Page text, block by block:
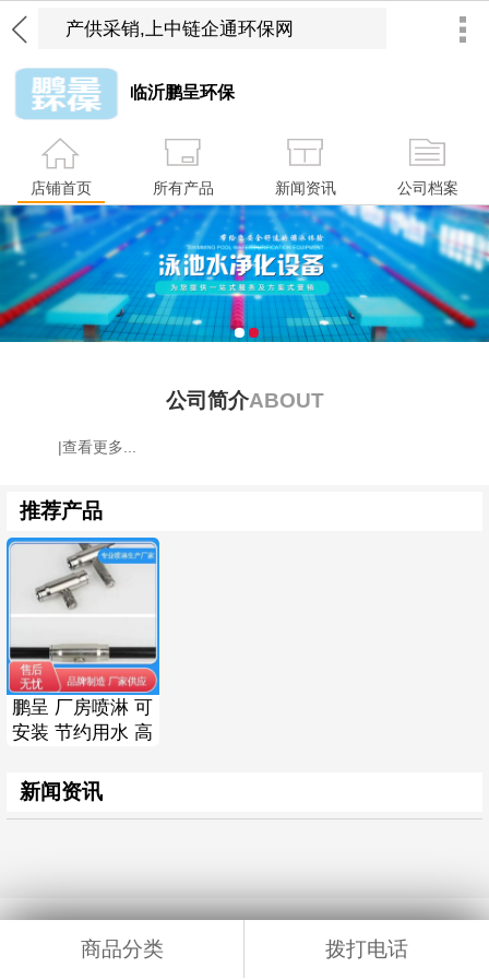
临沂鹏呈环保
店铺首页 所有产品 新闻资讯 公司档案
1
2
公司简介ABOUT
|查看更多...
推荐产品
鹏呈 厂房喷淋 可
安装 节约用水 高
新闻资讯
商品分类 拨打电话